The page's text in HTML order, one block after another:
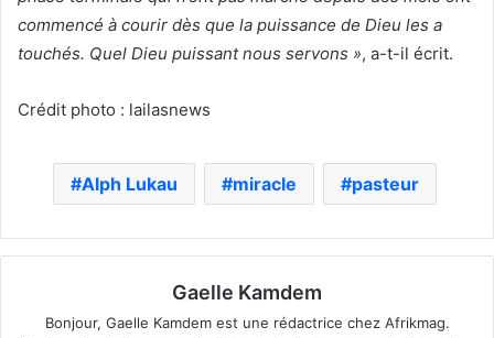
commencé à courir dès que la puissance de Dieu les a
touchés. Quel Dieu puissant nous servons », a-t-il écrit.
Crédit photo : lailasnews
Alph Lukau miracle pasteur
Gaelle Kamdem
Bonjour, Gaelle Kamdem est une rédactrice chez Afrikmag.